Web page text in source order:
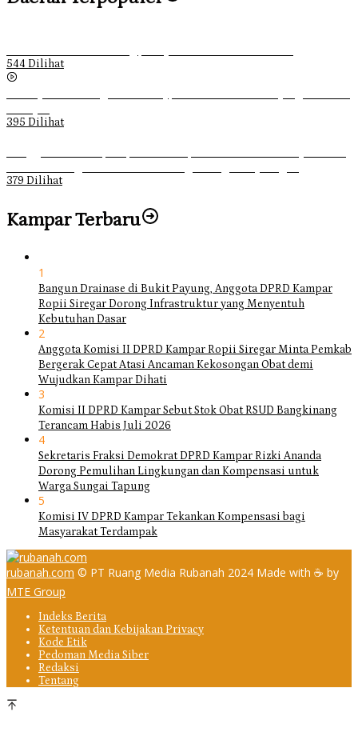
544 Dilihat
395 Dilihat
379 Dilihat
Kampar Terbaru
1
Bangun Drainase di Bukit Payung, Anggota DPRD Kampar
Ropii Siregar Dorong Infrastruktur yang Menyentuh
Kebutuhan Dasar
2
Anggota Komisi II DPRD Kampar Ropii Siregar Minta Pemkab
Bergerak Cepat Atasi Ancaman Kekosongan Obat demi
Wujudkan Kampar Dihati
3
Komisi II DPRD Kampar Sebut Stok Obat RSUD Bangkinang
Terancam Habis Juli 2026
4
Sekretaris Fraksi Demokrat DPRD Kampar Rizki Ananda
Dorong Pemulihan Lingkungan dan Kompensasi untuk
Warga Sungai Tapung
5
Komisi IV DPRD Kampar Tekankan Kompensasi bagi
Masyarakat Terdampak
rubanah.com © PT Ruang Media Rubanah 2024 Made with ☕ by
MTE Group
Indeks Berita
Ketentuan dan Kebijakan Privacy
Kode Etik
Pedoman Media Siber
Redaksi
Tentang